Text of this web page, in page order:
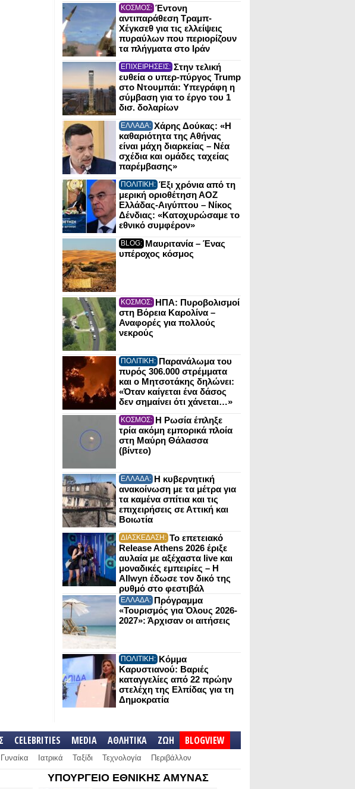
ΚΟΣΜΟΣ: Έντονη
αντιπαράθεση Τραμπ-
Χέγκσεθ για τις ελλείψεις
πυραύλων που περιορίζουν
τα πλήγματα στο Ιράν
ΕΠΙΧΕΙΡΗΣΕΙΣ: Στην τελική
ευθεία ο υπερ-πύργος Trump
στο Ντουμπάι: Υπεγράφη η
σύμβαση για το έργο του 1
δισ. δολαρίων
ΕΛΛΑΔΑ: Χάρης Δούκας: «Η
καθαριότητα της Αθήνας
είναι μάχη διαρκείας – Νέα
σχέδια και ομάδες ταχείας
παρέμβασης»
ΠΟΛΙΤΙΚΗ: Έξι χρόνια από τη
μερική οριοθέτηση ΑΟΖ
Ελλάδας-Αιγύπτου – Νίκος
Δένδιας: «Κατοχυρώσαμε το
εθνικό συμφέρον»
BLOG: Μαυριτανία – Ένας
υπέροχος κόσμος
ΚΟΣΜΟΣ: ΗΠΑ: Πυροβολισμοί
στη Βόρεια Καρολίνα –
Αναφορές για πολλούς
νεκρούς
ΠΟΛΙΤΙΚΗ: Παρανάλωμα του
πυρός 306.000 στρέμματα
και ο Μητσοτάκης δηλώνει:
«Όταν καίγεται ένα δάσος
δεν σημαίνει ότι χάνεται…»
ΚΟΣΜΟΣ: Η Ρωσία έπληξε
τρία ακόμη εμπορικά πλοία
στη Μαύρη Θάλασσα
(βίντεο)
ΕΛΛΑΔΑ: Η κυβερνητική
ανακοίνωση με τα μέτρα για
τα καμένα σπίτια και τις
επιχειρήσεις σε Αττική και
Βοιωτία
ΔΙΑΣΚΕΔΑΣΗ: Το επετειακό
Release Athens 2026 έριξε
αυλαία με αξέχαστα live και
μοναδικές εμπειρίες – Η
Allwyn έδωσε τον δικό της
ρυθμό στο φεστιβάλ
ΕΛΛΑΔΑ: Πρόγραμμα
«Τουρισμός για Όλους 2026-
2027»: Άρχισαν οι αιτήσεις
ΠΟΛΙΤΙΚΗ: Κόμμα
Καρυστιανού: Βαριές
καταγγελίες από 22 πρώην
στελέχη της Ελπίδας για τη
Δημοκρατία
CELEBRITIES MEDIA ΑΘΛΗΤΙΚΑ ΖΩΗ BLOGVIEW
Γυναίκα Ιατρικά Ταξίδι Τεχνολογία Περιβάλλον
ΥΠΟΥΡΓΕΙΟ ΕΘΝΙΚΗΣ ΑΜΥΝΑΣ